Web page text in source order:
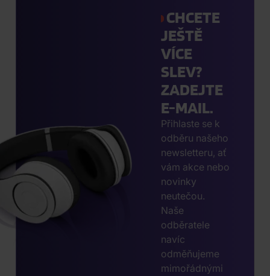
CHCETE
JEŠTĚ
VÍCE
SLEV?
ZADEJTE
E-MAIL.
Přihlaste se k
odběru našeho
newsletteru, ať
vám akce nebo
novinky
neutečou.
Naše
odběratele
navíc
odměňujeme
mimořádnými